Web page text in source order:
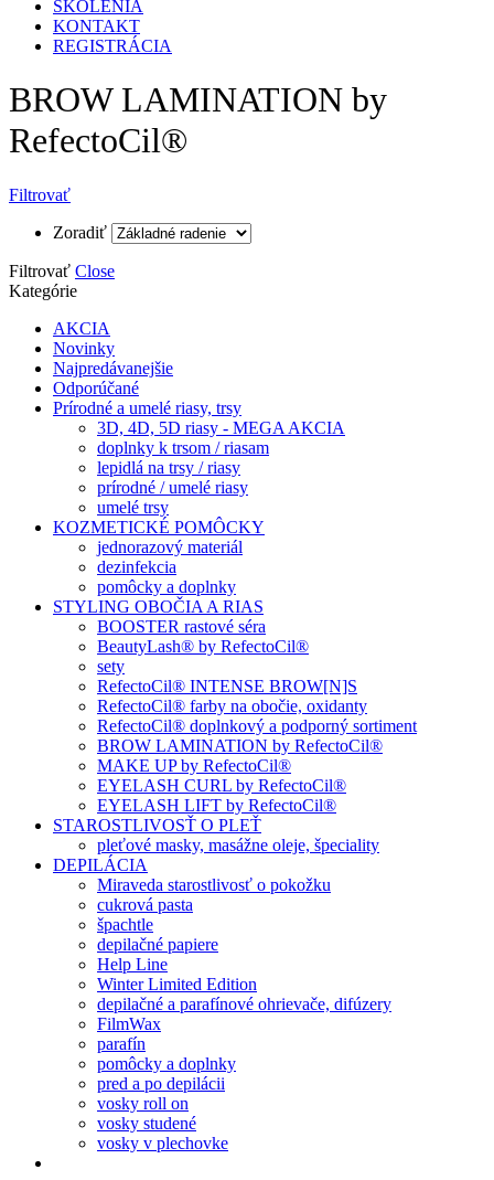
ŠKOLENIA
KONTAKT
REGISTRÁCIA
BROW LAMINATION by
RefectoCil®
Filtrovať
Zoradiť
Filtrovať Close
Kategórie
AKCIA
Novinky
Najpredávanejšie
Odporúčané
Prírodné a umelé riasy, trsy
3D, 4D, 5D riasy - MEGA AKCIA
doplnky k trsom / riasam
lepidlá na trsy / riasy
prírodné / umelé riasy
umelé trsy
KOZMETICKÉ POMÔCKY
jednorazový materiál
dezinfekcia
pomôcky a doplnky
STYLING OBOČIA A RIAS
BOOSTER rastové séra
BeautyLash® by RefectoCil®
sety
RefectoCil® INTENSE BROW[N]S
RefectoCil® farby na obočie, oxidanty
RefectoCil® doplnkový a podporný sortiment
BROW LAMINATION by RefectoCil®
MAKE UP by RefectoCil®
EYELASH CURL by RefectoCil®
EYELASH LIFT by RefectoCil®
STAROSTLIVOSŤ O PLEŤ
pleťové masky, masážne oleje, špeciality
DEPILÁCIA
Miraveda starostlivosť o pokožku
cukrová pasta
špachtle
depilačné papiere
Help Line
Winter Limited Edition
depilačné a parafínové ohrievače, difúzery
FilmWax
parafín
pomôcky a doplnky
pred a po depilácii
vosky roll on
vosky studené
vosky v plechovke